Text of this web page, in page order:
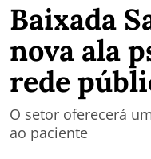
Baixada
nova ala
rede
O setor oferecerá
ao paciente